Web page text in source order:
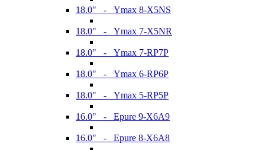
18.0" - Ymax 8-X5NS
18.0" - Ymax 7-X5NR
18.0" - Ymax 7-RP7P
18.0" - Ymax 6-RP6P
18.0" - Ymax 5-RP5P
16.0" - Epure 9-X6A9
16.0" - Epure 8-X6A8